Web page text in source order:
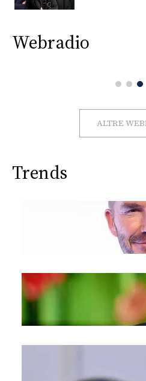
Webradio
ALTRE
Trends